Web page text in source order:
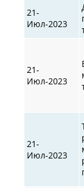
21-
Июл-2023
21-
Июл-2023
21-
Июл-2023